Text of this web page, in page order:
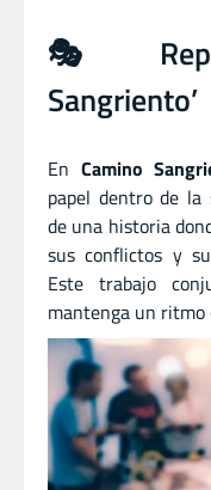
🎭
Sangriento’
En Camino
papel dentro de la
de una historia
sus conflictos y
Este trabajo
mantenga un